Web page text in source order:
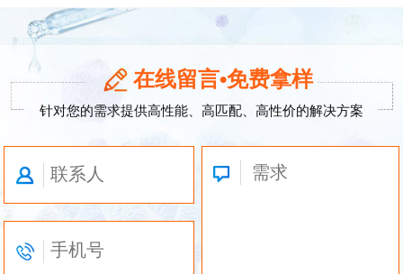
在线留言•免费拿样
针对您的需求提供高性能、高匹配、高性价的解决方案